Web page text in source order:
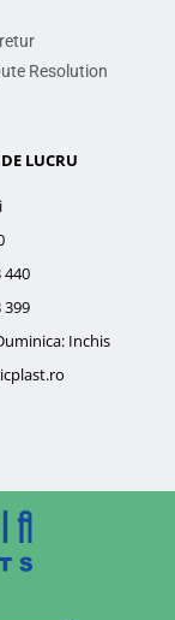
Resolution
LUCRU
440
399
Inchis